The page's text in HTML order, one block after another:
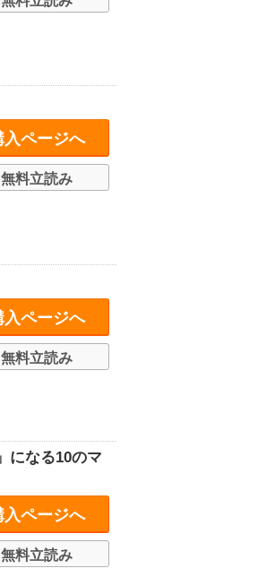
入ページへ
無料立読み
入ページへ
無料立読み
になる10のマ
入ページへ
無料立読み